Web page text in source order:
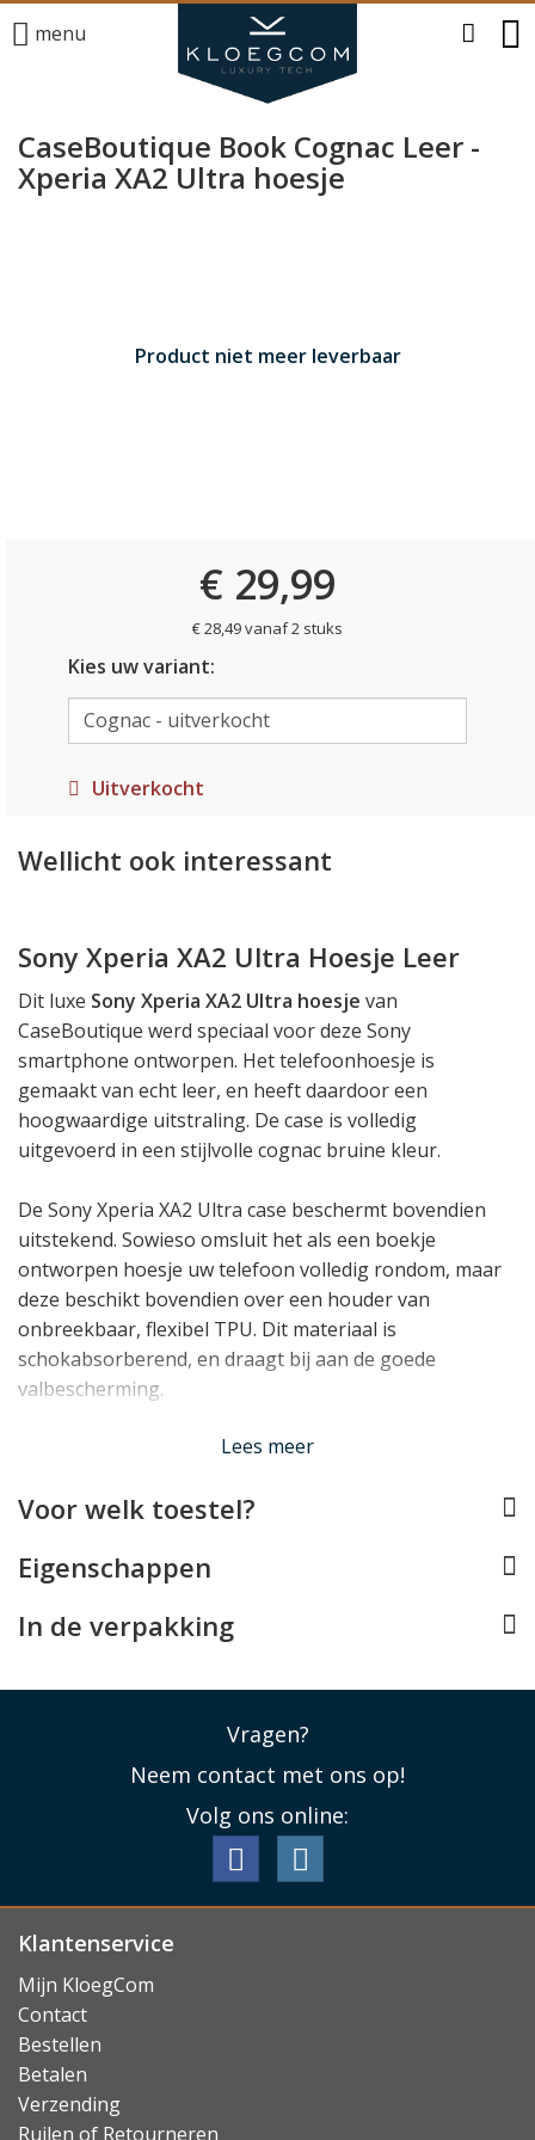
menu
CaseBoutique Book Cognac Leer -
Xperia XA2 Ultra hoesje
Product niet meer leverbaar
€ 29,99
€ 28,49 vanaf 2 stuks
Kies uw variant:
Uitverkocht
Wellicht ook interessant
Sony Xperia XA2 Ultra Hoesje Leer
Dit luxe Sony Xperia XA2 Ultra hoesje van
CaseBoutique werd speciaal voor deze Sony
smartphone ontworpen. Het telefoonhoesje is
gemaakt van echt leer, en heeft daardoor een
hoogwaardige uitstraling. De case is volledig
uitgevoerd in een stijlvolle cognac bruine kleur.
De Sony Xperia XA2 Ultra case beschermt bovendien
uitstekend. Sowieso omsluit het als een boekje
ontworpen hoesje uw telefoon volledig rondom, maar
deze beschikt bovendien over een houder van
onbreekbaar, flexibel TPU. Dit materiaal is
schokabsorberend, en draagt bij aan de goede
valbescherming.
Ook op het gebied van functionaliteit steld dit Sony
aansluitingen en de camera blijven sowieso vrij en
maarliefst5 vakjes voor pasjes
zetten.
Lees minder
Lees meer
Voor welk toestel?
Eigenschappen
In de verpakking
Vragen?
Neem contact met ons op!
Volg ons online:
Klantenservice
Mijn KloegCom
Contact
Bestellen
Betalen
Verzending
Ruilen of Retourneren